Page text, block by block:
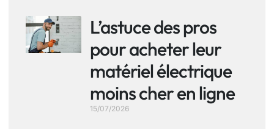
L’astuce des pros
pour acheter leur
matériel électrique
moins cher en ligne
15/07/2026